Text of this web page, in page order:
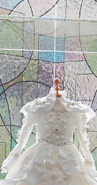
ラッフルフリ
ピンクフリルの
豪華レースの
3世代をつなぐ
ベスト付きの